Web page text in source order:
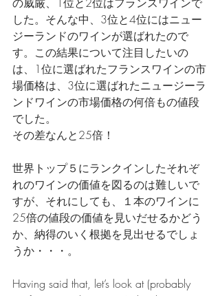
した。そんな中、3位と4位にはニュー
ジーランドのワインが選ばれたので
す。この結果について注目したいの
は、1位に選ばれたフランスワインの市
場価格は、3位に選ばれたニュージーラ
ンドワインの市場価格の何倍もの値段
でした。
その差なんと25倍！
世界トップ５にランクインしたそれぞ
れのワインの価値を図るのは難しいで
すが、それにしても、１本のワインに
25倍の値段の価値を見いだせるかどう
か、納得のいく根拠を見出せるでしょ
うか・・・。
Having said that, let’s look at (probably